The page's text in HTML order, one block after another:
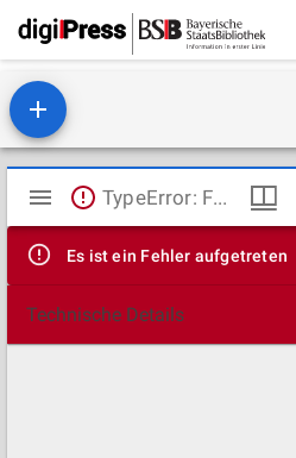
Mirador
Viewer
TypeError: Failed to fetch
Es ist ein Fehler aufgetreten
Technische Details